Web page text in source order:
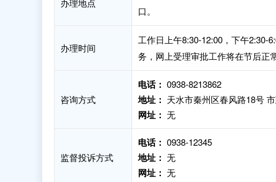
办理地点
口。
办理时间
工作日上午8:30-12:00，下午2:30-
务，网上受理审批工作将在节后正
咨询方式
电话： 0938-8213862
地址： 天水市秦州区春风路18号
网址： 无
监督投诉方式
电话： 0938-12345
地址： 无
网址： 无